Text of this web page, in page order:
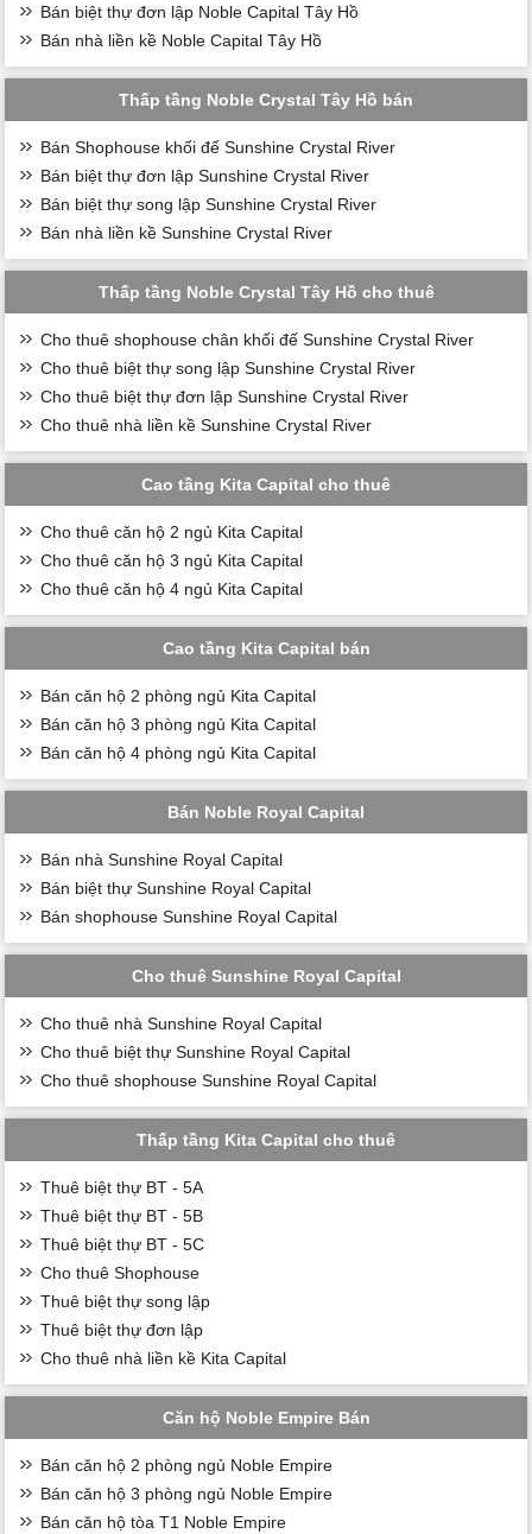
Bán biệt thự đơn lập Noble Capital Tây Hồ
Bán nhà liền kề Noble Capital Tây Hồ
Thấp tầng Noble Crystal Tây Hồ bán
Bán Shophouse khối đế Sunshine Crystal River
Bán biệt thự đơn lập Sunshine Crystal River
Bán biệt thự song lập Sunshine Crystal River
Bán nhà liền kề Sunshine Crystal River
Thấp tầng Noble Crystal Tây Hồ cho thuê
Cho thuê shophouse chân khối đế Sunshine Crystal River
Cho thuê biệt thự song lập Sunshine Crystal River
Cho thuê biệt thự đơn lập Sunshine Crystal River
Cho thuê nhà liền kề Sunshine Crystal River
Cao tầng Kita Capital cho thuê
Cho thuê căn hộ 2 ngủ Kita Capital
Cho thuê căn hộ 3 ngủ Kita Capital
Cho thuê căn hộ 4 ngủ Kita Capital
Cao tầng Kita Capital bán
Bán căn hộ 2 phòng ngủ Kita Capital
Bán căn hộ 3 phòng ngủ Kita Capital
Bán căn hộ 4 phòng ngủ Kita Capital
Bán Noble Royal Capital
Bán nhà Sunshine Royal Capital
Bán biệt thự Sunshine Royal Capital
Bán shophouse Sunshine Royal Capital
Cho thuê Sunshine Royal Capital
Cho thuê nhà Sunshine Royal Capital
Cho thuê biệt thự Sunshine Royal Capital
Cho thuê shophouse Sunshine Royal Capital
Thấp tầng Kita Capital cho thuê
Thuê biệt thự BT - 5A
Thuê biệt thự BT - 5B
Thuê biệt thự BT - 5C
Cho thuê Shophouse
Thuê biệt thự song lập
Thuê biệt thự đơn lập
Cho thuê nhà liền kề Kita Capital
Căn hộ Noble Empire Bán
Bán căn hộ 2 phòng ngủ Noble Empire
Bán căn hộ 3 phòng ngủ Noble Empire
Bán căn hộ tòa T1 Noble Empire